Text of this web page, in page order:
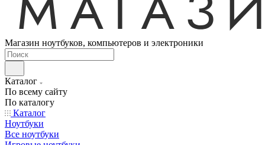
Магазин ноутбуков, компьютеров и электроники
Каталог
По всему сайту
По каталогу
Каталог
Ноутбуки
Все ноутбуки